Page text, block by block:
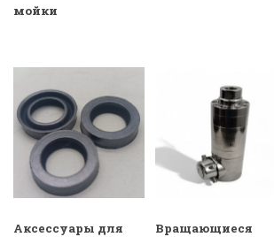
мойки
Аксессуары для
Вращающиеся